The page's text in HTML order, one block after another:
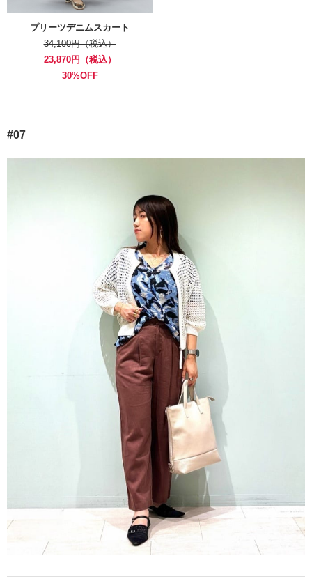
プリーツデニムスカート
34,100円（税込）
23,870円（税込）
30%OFF
#07